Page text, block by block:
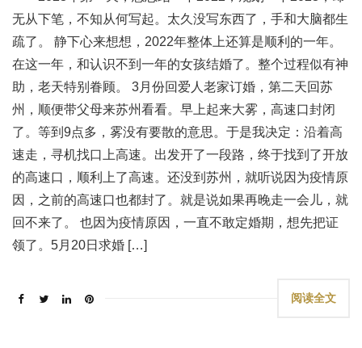
无从下笔，不知从何写起。太久没写东西了，手和大脑都生
疏了。 静下心来想想，2022年整体上还算是顺利的一年。
在这一年，和认识不到一年的女孩结婚了。整个过程似有神
助，老天特别眷顾。 3月份回爱人老家订婚，第二天回苏
州，顺便带父母来苏州看看。早上起来大雾，高速口封闭
了。等到9点多，雾没有要散的意思。于是我决定：沿着高
速走，寻机找口上高速。出发开了一段路，终于找到了开放
的高速口，顺利上了高速。还没到苏州，就听说因为疫情原
因，之前的高速口也都封了。就是说如果再晚走一会儿，就
回不来了。 也因为疫情原因，一直不敢定婚期，想先把证
领了。5月20日求婚 […]
阅读全文